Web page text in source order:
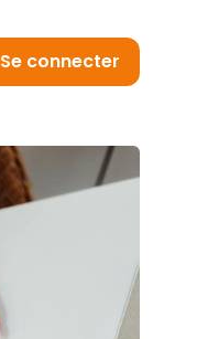
Se connecter